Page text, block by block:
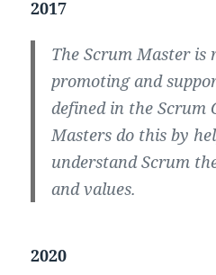
2017
The Scrum Master is
promoting and
defined in the Scrum
Masters do this by
understand Scrum
and values.
2020